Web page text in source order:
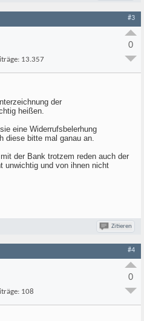
#3
13.357
0
der
heißen.
eine Widerrufsbelerhung
diese bitte mal ganau an.
der Bank trotzem reden auch der
unwichtig und von ihnen nicht
Zitieren
#4
108
0